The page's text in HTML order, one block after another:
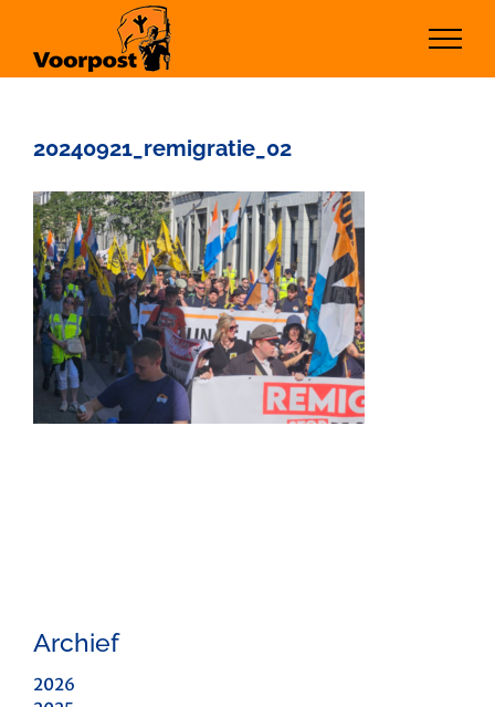
inhoud
20240921_remigratie_02
Archief
2026